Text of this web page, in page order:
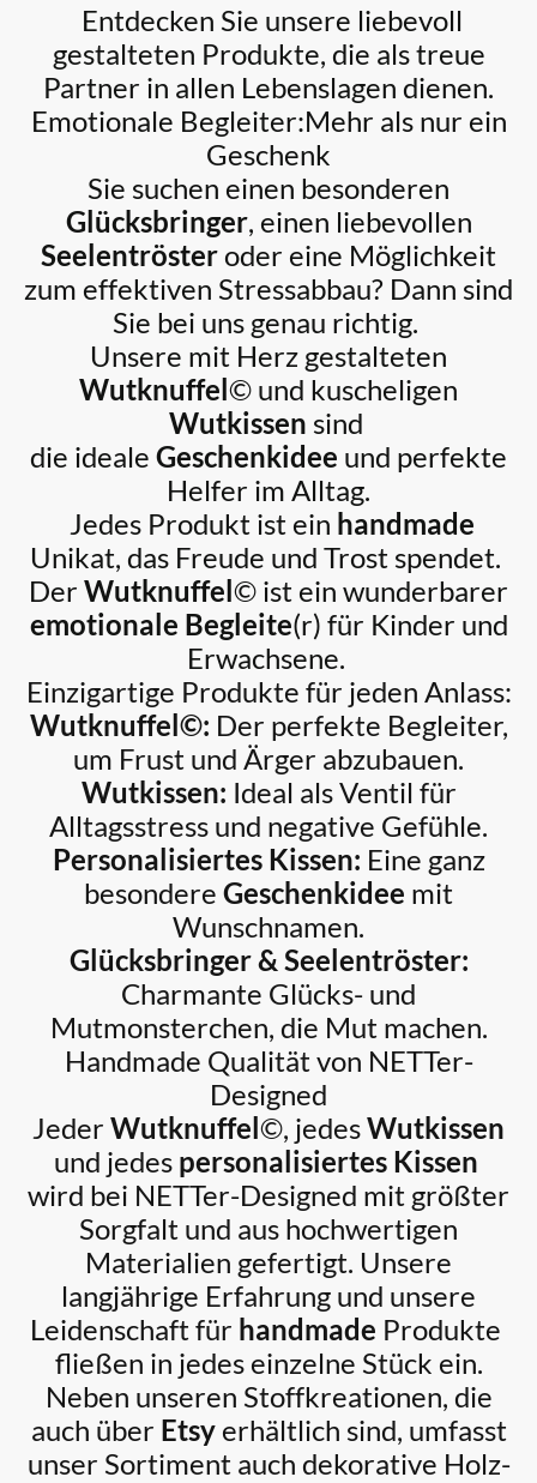
Entdecken Sie unsere liebevoll
gestalteten Produkte, die als treue
Partner in allen Lebenslagen dienen.
Emotionale Begleiter:Mehr als nur ein
Geschenk
Sie suchen einen besonderen
Glücksbringer, einen liebevollen
Seelentrösteroder eine Möglichkeit
zum effektiven Stressabbau? Dann sind
Sie bei uns genau richtig.
Unsere mit Herz gestalteten
Wutknuffel© und kuscheligen
Wutkissen sind
die ideale Geschenkidee und perfekte
Helfer im Alltag.
Jedes Produkt ist ein handmade
Unikat, das Freude und Trost spendet.
Der Wutknuffel© ist ein wunderbarer
emotionale Begleite(r) für Kinder und
Erwachsene.
Einzigartige Produkte für jeden Anlass:
Wutknuffel©: Der perfekte Begleiter,
um Frust und Ärger abzubauen.
Wutkissen: Ideal als Ventil für
Alltagsstress und negative Gefühle.
Personalisiertes Kissen: Eine ganz
besondere Geschenkidee mit
Wunschnamen.
Glücksbringer & Seelentröster:
Charmante Glücks- und
Mutmonsterchen, die Mut machen.
Handmade Qualität von NETTer-
Designed
Jeder Wutknuffel©, jedesWutkissen
und jedes personalisiertes Kissen
wird bei NETTer-Designed mit größter
Sorgfalt und aus hochwertigen
Materialien gefertigt. Unsere
langjährige Erfahrung und unsere
Leidenschaft für handmade Produkte
fließen in jedes einzelne Stück ein.
Neben unseren Stoffkreationen, die
auch über Etsyerhältlich sind, umfasst
unser Sortiment auch dekorative Holz-